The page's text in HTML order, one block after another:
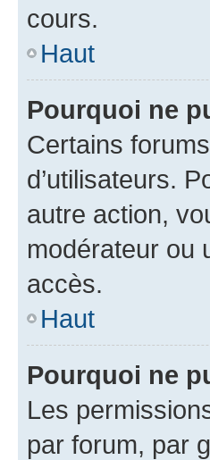
cours.
Haut
Pourquoi ne
Certains
d’utilisateurs.
autre action,
modérateur ou
accès.
Haut
Pourquoi ne
Les
par forum, par